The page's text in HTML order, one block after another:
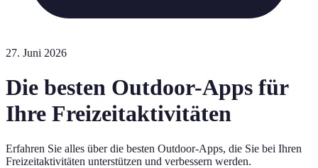
27. Juni 2026
Die besten Outdoor-Apps für
Ihre Freizeitaktivitäten
Erfahren Sie alles über die besten Outdoor-Apps, die Sie bei Ihren
Freizeitaktivitäten unterstützen und verbessern werden.